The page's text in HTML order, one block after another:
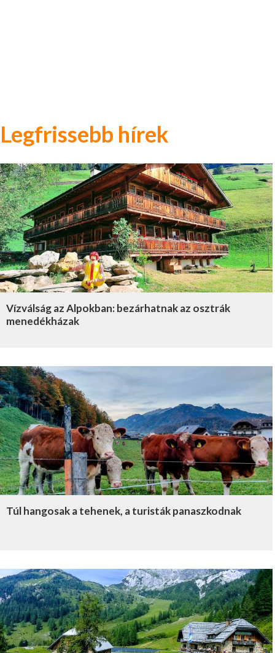
Legfrissebb hírek
Vízválság az Alpokban: bezárhatnak az osztrák
menedékházak
Túl hangosak a tehenek, a turisták panaszkodnak